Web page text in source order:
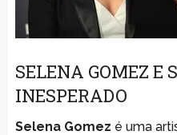
SELENA GOMEZ E
INESPERADO
Selena Gomez é uma